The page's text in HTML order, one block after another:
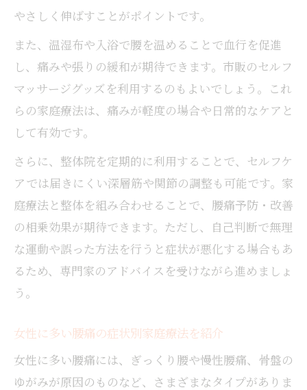
やさしく伸ばすことがポイントです。
また、温湿布や入浴で腰を温めることで血行を促進
し、痛みや張りの緩和が期待できます。市販のセルフ
マッサージグッズを利用するのもよいでしょう。これ
らの家庭療法は、痛みが軽度の場合や日常的なケアと
して有効です。
さらに、整体院を定期的に利用することで、セルフケ
アでは届きにくい深層筋や関節の調整も可能です。家
庭療法と整体を組み合わせることで、腰痛予防・改善
の相乗効果が期待できます。ただし、自己判断で無理
な運動や誤った方法を行うと症状が悪化する場合もあ
るため、専門家のアドバイスを受けながら進めましょ
う。
女性に多い腰痛の症状別家庭療法を紹介
女性に多い腰痛には、ぎっくり腰や慢性腰痛、骨盤の
ゆがみが原因のものなど、さまざまなタイプがありま